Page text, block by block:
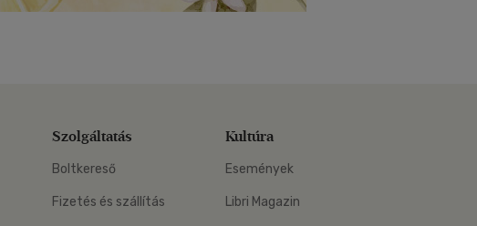
Szolgáltatás
Boltkereső
Fizetés és szállítás
Kultúra
Események
Libri Magazin